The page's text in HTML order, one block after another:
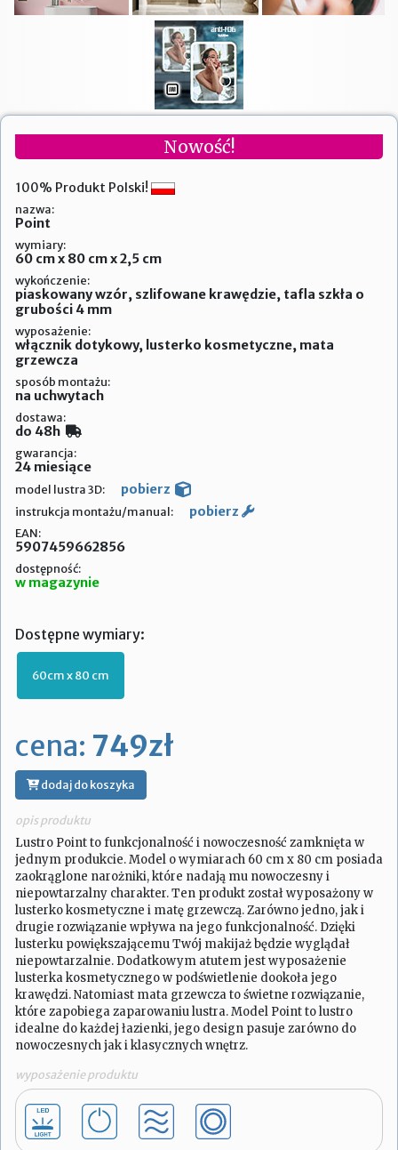
Nowość!
100% Produkt Polski!
nazwa:
Point
wymiary:
60 cm x 80 cm x 2,5 cm
wykończenie:
piaskowany wzór, szlifowane krawędzie, tafla szkła o
grubości 4 mm
wyposażenie:
włącznik dotykowy, lusterko kosmetyczne, mata
grzewcza
sposób montażu:
na uchwytach
dostawa:
do 48h
gwarancja:
24 miesiące
model lustra 3D: pobierz
instrukcja montażu/manual: pobierz
EAN:
5907459662856
dostępność:
w magazynie
Dostępne wymiary:
60cm x 80 cm
cena: 749zł
dodaj do koszyka
opis produktu
Lustro Point to funkcjonalność i nowoczesność zamknięta w
jednym produkcie. Model o wymiarach 60 cm x 80 cm posiada
zaokrąglone narożniki, które nadają mu nowoczesny i
niepowtarzalny charakter. Ten produkt został wyposażony w
lusterko kosmetyczne i matę grzewczą. Zarówno jedno, jak i
drugie rozwiązanie wpływa na jego funkcjonalność. Dzięki
lusterku powiększającemu Twój makijaż będzie wyglądał
niepowtarzalnie. Dodatkowym atutem jest wyposażenie
lusterka kosmetycznego w podświetlenie dookoła jego
krawędzi. Natomiast mata grzewcza to świetne rozwiązanie,
które zapobiega zaparowaniu lustra. Model Point to lustro
idealne do każdej łazienki, jego design pasuje zarówno do
nowoczesnych jak i klasycznych wnętrz.
wyposażenie produktu